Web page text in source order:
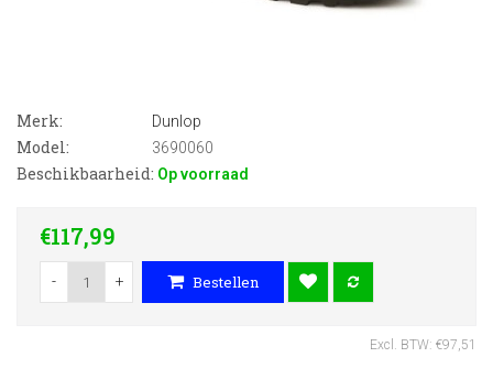
Merk: Dunlop
Model: 3690060
Beschikbaarheid: Op voorraad
€117,99
- + Bestellen
Excl. BTW: €97,51